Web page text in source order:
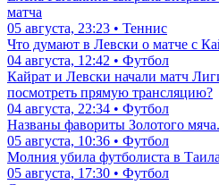
матча
05 августа, 23:23 • Теннис
Что думают в Левски о матче с
04 августа, 12:42 • Футбол
Кайрат и Левски начали матч
посмотреть прямую трансляцию?
04 августа, 22:34 • Футбол
Названы фавориты Золотого
05 августа, 10:36 • Футбол
Молния убила футболиста в
05 августа, 17:30 • Футбол